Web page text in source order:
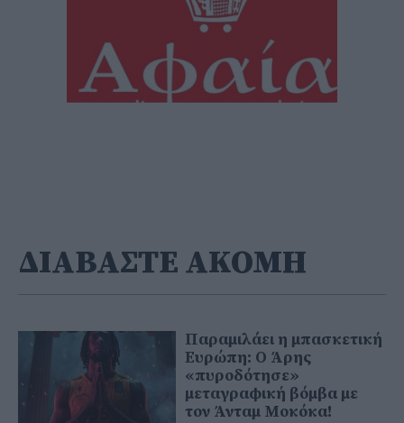
ΔΙΑΒΑΣΤΕ ΑΚΟΜΗ
Παραμιλάει η μπασκετική
Ευρώπη: Ο Άρης
«πυροδότησε»
μεταγραφική βόμβα με
τον Άνταμ Μοκόκα!